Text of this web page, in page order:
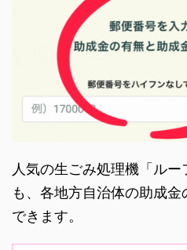
人気の生ごみ処理機「ル
も、各地方自治体の助成
できます。